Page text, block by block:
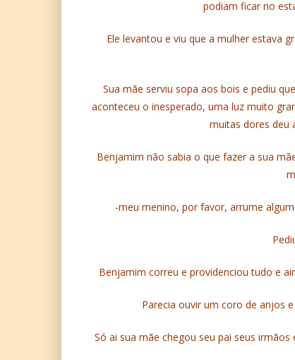
podiam ficar no
Ele levantou e viu que a mulher estava
Sua mãe serviu sopa aos bois e pediu
aconteceu o inesperado, uma luz muito
muitas dores deu
Benjamim não sabia o que fazer a sua
-meu menino, por favor, arrume
Benjamim correu e providenciou tudo e
Parecia ouvir um coro de anjos
Só ai sua mãe chegou seu pai seus